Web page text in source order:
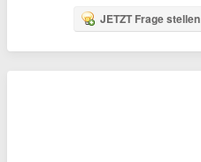
JETZT Frage stellen